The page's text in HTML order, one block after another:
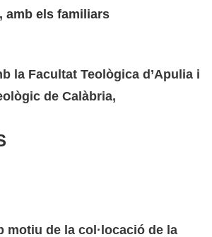
amb els familiars
la Facultat Teològica d’Apulia i
de Calàbria,
motiu de la col·locació de la